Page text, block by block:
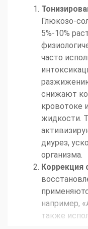
Глюкозо-
5%-10%
часто
снижают
кровотоке
жидкости.
диурез,
организма.
Коррекция
например,
также